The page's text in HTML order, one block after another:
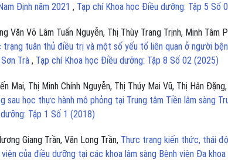
Định năm 2021 , Tạp chí Khoa học Điều dưỡng: Tập 5 Số
Văn Võ Lâm Tuấn Nguyễn, Thị Thùy Trang Trịnh, Minh Tâm
trạng tuân thủ điều trị và một số yếu tố liên quan ở người
Trà , Tạp chí Khoa học Điều dưỡng: Tập 8 Số 02 (2025)
Mai, Thị Minh Chính Nguyễn, Thị Thúy Mai Vũ, Thị Hân
sau học thực hành mô phỏng tại Trung tâm Tiền lâm sàng
Tập 1 Số 1 (2018)
Giang Trần, Văn Long Trần, Thực trạng kiến thức, thái
của điều dưỡng tại các khoa lâm sàng Bệnh viện Đa